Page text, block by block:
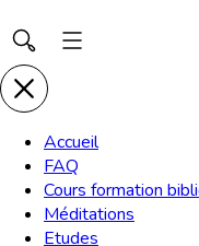
Accueil
FAQ
Cours formation
Méditations
Etudes